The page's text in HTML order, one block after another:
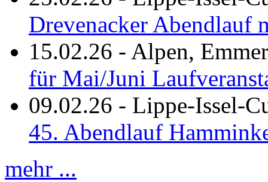
Drevenacker Abendlauf
15.02.26 - Alpen,
für Mai/Juni
09.02.26 - Lippe-Issel-
45. Abendlauf
mehr ...